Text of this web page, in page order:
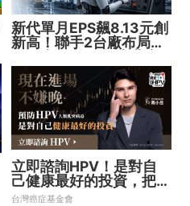
新代單月EPS飆8.13元創
新高！聯手2台廠布局機
機
立即諮詢HPV！是對自
己健康最好的投資，把握
現在不嫌晚！
台灣癌症基金會